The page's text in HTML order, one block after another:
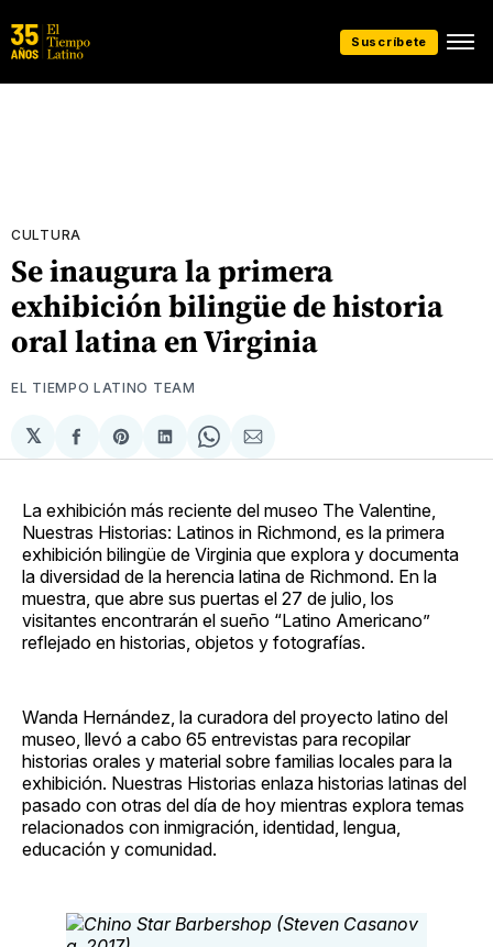
Suscríbete
CULTURA
Se inaugura la primera
exhibición bilingüe de historia
oral latina en Virginia
EL TIEMPO LATINO TEAM
𝕏
Compartir
en
Share
on
Compartir
en
Share
on
Compartir
via
La exhibición más reciente del museo The Valentine,
Nuestras Historias: Latinos in Richmond, es la primera
exhibición bilingüe de Virginia que explora y documenta
la diversidad de la herencia latina de Richmond. En la
muestra, que abre sus puertas el 27 de julio, los
visitantes encontrarán el sueño “Latino Americano”
reflejado en historias, objetos y fotografías.
Wanda Hernández, la curadora del proyecto latino del
museo, llevó a cabo 65 entrevistas para recopilar
historias orales y material sobre familias locales para la
exhibición. Nuestras Historias enlaza historias latinas del
pasado con otras del día de hoy mientras explora temas
relacionados con inmigración, identidad, lengua,
educación y comunidad.